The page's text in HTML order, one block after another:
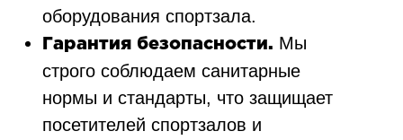
оборудования спортзала.
Гарантия безопасности. Мы
строго соблюдаем санитарные
нормы и стандарты, что защищает
посетителей спортзалов и